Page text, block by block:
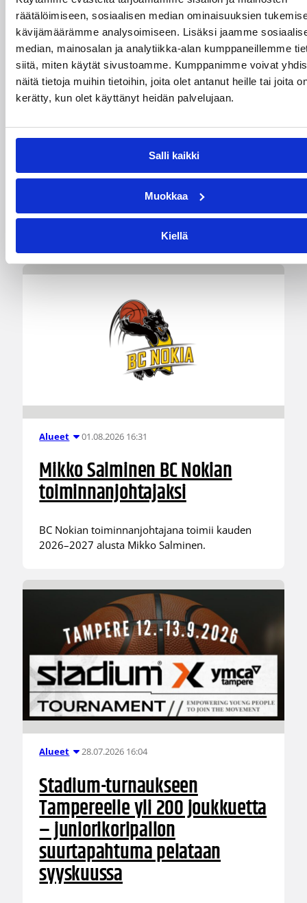
räätälöimiseen, sosiaalisen median ominaisuuksien
kävijämäärämme analysoimiseen. Lisäksi jaamme
median, mainosalan ja analytiikka-alan kumppaneillemme
siitä, miten käytät sivustoamme. Kumppanimme voivat
näitä tietoja muihin tietoihin, joita olet antanut heille tai joita
kerätty, kun olet käyttänyt heidän palvelujaan.
Salli kaikki
Muokkaa
Kiellä
Junioriturnaus 01.08.2026 16:34
Delfin Basket Tournament
31.7.-2.8. Tampereella
Järjestyksessään 39. turnaus kerää yhteen 200
joukkuetta ja tuhansia koripallon ystäviä niin
Suomesta kuin ulkomailta.
Alueet 01.08.2026 16:31
Mikko Salminen BC Nokian
toiminnanjohtajaksi
BC Nokian toiminnanjohtajana toimii kauden
2026–2027 alusta Mikko Salminen.
Alueet 28.07.2026 16:04
Stadium-turnaukseen
Tampereelle yli 200 joukkuetta
– juniorikoripallon
suurtapahtuma pelataan
syyskuussa